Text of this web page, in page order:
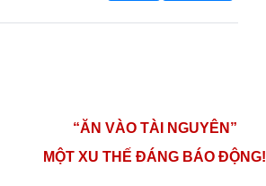
“ĂN VÀO TÀI NGUYÊN”
MỘT XU THẾ ĐÁNG BÁO ĐỘNG!